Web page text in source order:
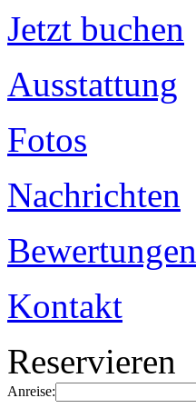
Jetzt buchen
Ausstattung
Fotos
Nachrichten
Bewertungen
Kontakt
Reservieren
Anreise: